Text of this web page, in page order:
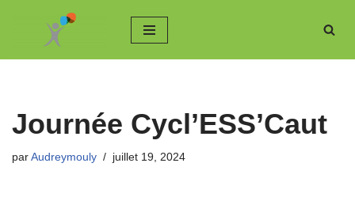
au
Journée Cycl’ESS’Caut
par Audreymouly juillet 19, 2024